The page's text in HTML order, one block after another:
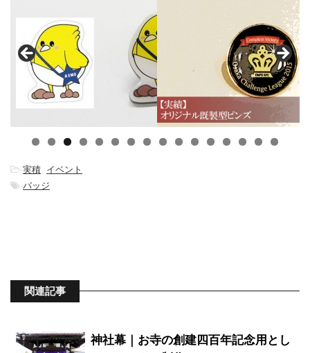
-実積 イベント
-バッジ
関連記事
神社幕｜お寺の創建四百年記念用とし